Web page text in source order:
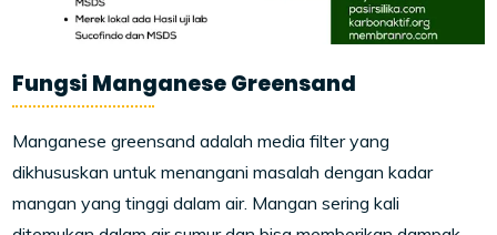
Fungsi Manganese Greensand
Manganese greensand adalah media filter yang
dikhususkan untuk menangani masalah dengan kadar
mangan yang tinggi dalam air. Mangan sering kali